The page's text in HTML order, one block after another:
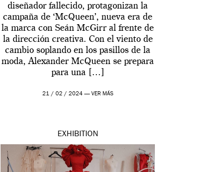
diseñador fallecido, protagonizan la
campaña de ‘McQueen’, nueva era de
la marca con Seán McGirr al frente de
la dirección creativa. Con el viento de
cambio soplando en los pasillos de la
moda, Alexander McQueen se prepara
para una […]
21 / 02 / 2024 — VER MÁS
EXHIBITION